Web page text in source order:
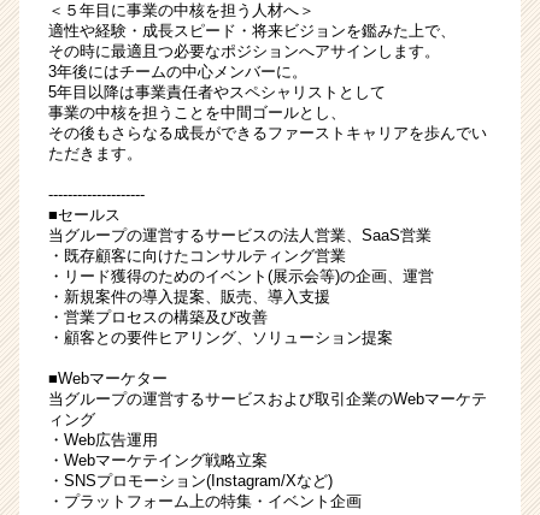
＜５年目に事業の中核を担う人材へ＞
適性や経験・成長スピード・将来ビジョンを鑑みた上で、
その時に最適且つ必要なポジションへアサインします。
3年後にはチームの中心メンバーに。
5年目以降は事業責任者やスペシャリストとして
事業の中核を担うことを中間ゴールとし、
その後もさらなる成長ができるファーストキャリアを歩んでい
ただきます。
--------------------
■セールス
当グループの運営するサービスの法人営業、SaaS営業
・既存顧客に向けたコンサルティング営業
・リード獲得のためのイベント(展示会等)の企画、運営
・新規案件の導入提案、販売、導入支援
・営業プロセスの構築及び改善
・顧客との要件ヒアリング、ソリューション提案
■Webマーケター
当グループの運営するサービスおよび取引企業のWebマーケテ
ィング
・Web広告運用
・Webマーケテイング戦略立案
・SNSプロモーション(Instagram/Xなど)
・プラットフォーム上の特集・イベント企画